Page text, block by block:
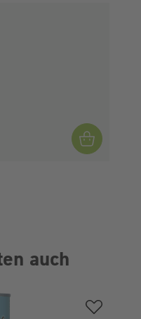
auch